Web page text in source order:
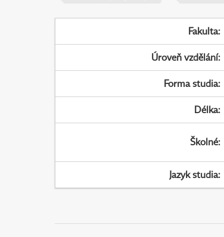
Fakulta:
Úroveň vzdělání:
Forma studia:
Délka:
Školné:
Jazyk studia: